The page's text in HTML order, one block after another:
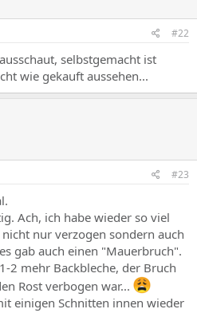
#22
selbstgemacht ist
wie gekauft aussehen...
#23
Ach, ich habe wieder so viel
nur verzogen sondern auch
gab auch einen "Mauerbruch".
2 mehr Backbleche, der Bruch
Rost verbogen war...
einigen Schnitten innen wieder